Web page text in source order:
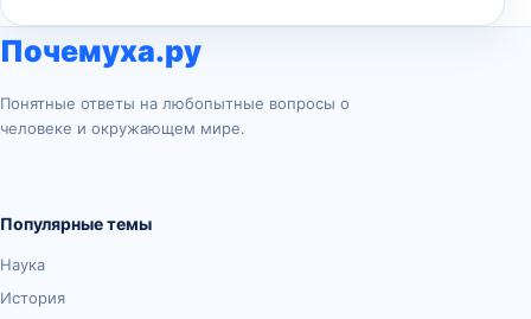
Почемуха.ру
Понятные ответы на любопытные вопросы о
человеке и окружающем мире.
Популярные темы
Наука
История